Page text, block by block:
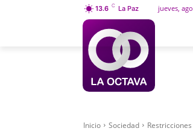
13.6 C La Paz jueves,
Inicio Sociedad